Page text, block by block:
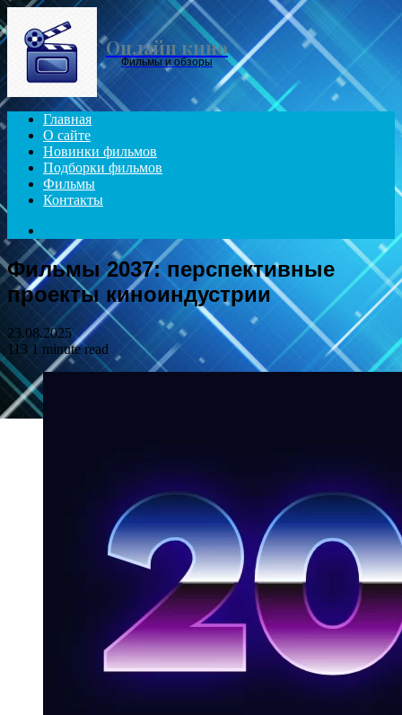
Menu
Онлайн кино
Фильмы и обзоры
Главная
О сайте
Новинки фильмов
Подборки фильмов
Фильмы
Контакты
for
Фильмы 2037: перспективные
проекты киноиндустрии
23.08.2025
113 1 minute read